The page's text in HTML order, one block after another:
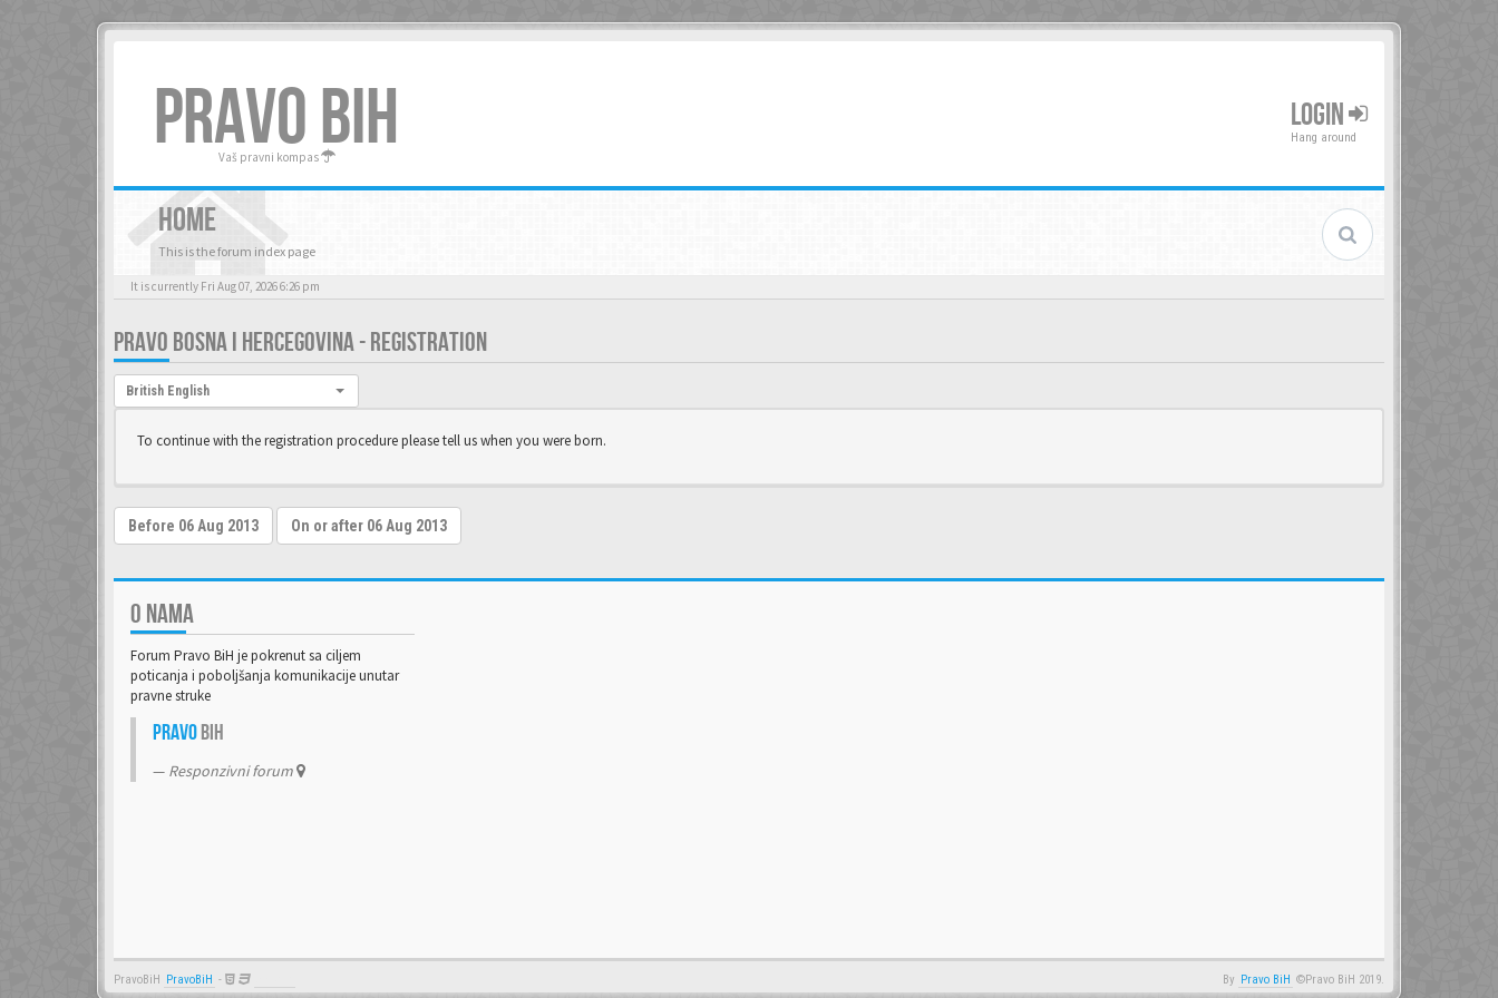
PRAVO BIH
Vaš pravni kompas
LOGIN
Hang around
HOME
This is the forum index page
It is currently Fri Aug 07, 2026 6:26 pm
PRAVO BOSNA I HERCEGOVINA - REGISTRATION
Language:
British English
To continue with the registration procedure please tell us when you were born.
O NAMA
Forum Pravo BiH je pokrenut sa ciljem
poticanja i poboljšanja komunikacije unutar
pravne struke
PravoBiH
Responzivni forum
PravoBiH PravoBiH - By Pravo BiH ©Pravo BiH 2019.